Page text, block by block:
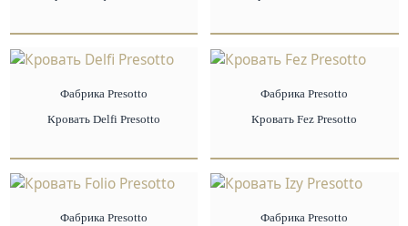
Фабрика Presotto
Кровать Delfi Presotto
Фабрика Presotto
Кровать Fez Presotto
Фабрика Presotto
Фабрика Presotto